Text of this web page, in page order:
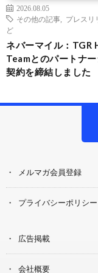
2026.08.05
その他の記事
プレスリ
ど
ネバーマイル：TGR
Teamとのパートナ
契約を締結しました
メルマガ会員登録
プライバシーポリシー
広告掲載
会社概要